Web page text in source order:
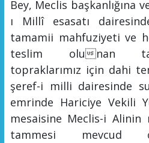
Bey, Meclis başkanlığına
ı Millî esasatı
tamamii mahfuziyeti ve
teslim olunan
topraklarımız için dahi
şeref-i milli dairesinde
emrinde Hariciye Vekili
mesaisine Meclis-i Alinin
tammesi mevcud